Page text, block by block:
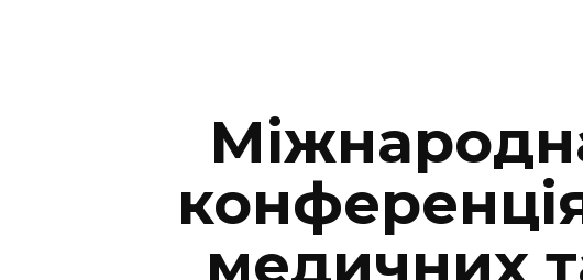
медичних